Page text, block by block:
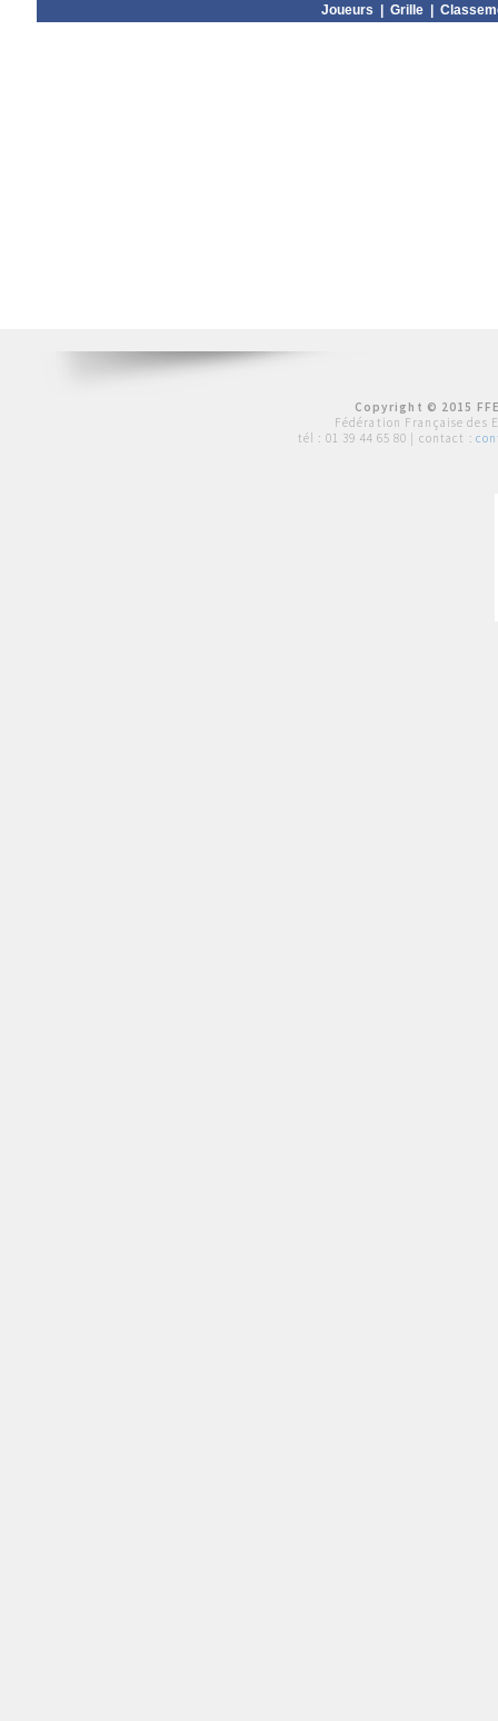
Joueurs Grille
Copyright © 2015
Fédération Française des
tél : 01 39 44 65 80 | contact :